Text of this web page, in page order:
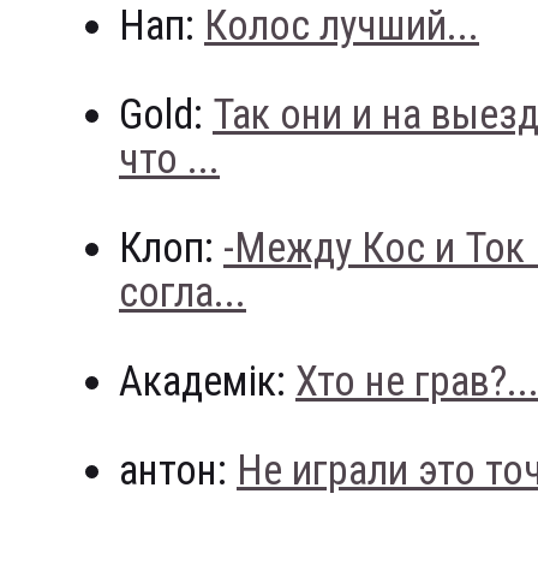
Нап: Колос лучший...
Gold: Так они и на
что ...
Клоп: -Между Кос и
согла...
Академік: Хто не грав?...
антон: Не играли это